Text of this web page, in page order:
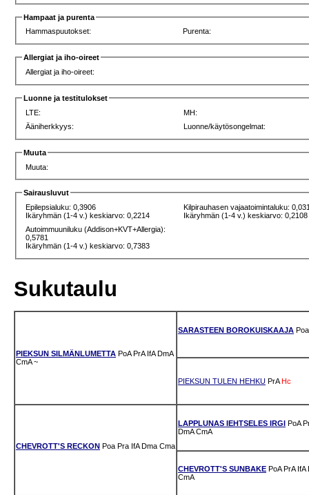
Hampaat ja purenta
Hammaspuutokset:
Purenta:
Allergiat ja iho-oireet
Allergiat ja iho-oireet:
Luonne ja testitulokset
LTE:
MH:
Ääniherkkyys:
Luonne/käytösongelmat:
Muuta
Muuta:
Sairausluvut
Epilepsialuku: 0,3906
Ikäryhmän (1-4 v.) keskiarvo: 0,2214
Kilpirauhasen vajaatoimintaluku:
Ikäryhmän (1-4 v.) keskiarvo: 0,2108
Autoimmuuniluku (Addison+KVT+Allergia):
0,5781
Ikäryhmän (1-4 v.) keskiarvo: 0,7383
Sukutaulu
PIEKSUN SILMÄNLUMETTA PoA PrA IfA DmA
CmA ~
SARASTEEN BOROKUISKAAJA Poa
PIEKSUN TULEN HEHKU PrA Hc
CHEVROTT'S RECKON Poa Pra IfA Dma Cma
LAPPLUNAS IEHTSELES IRGI PoA
DmA CmA
CHEVROTT'S SUNBAKE PoA PrA IfA
CmA